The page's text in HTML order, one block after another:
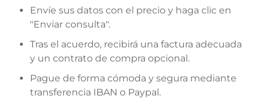
Envíe sus datos con el precio y haga clic en
"Enviar consulta".
Tras el acuerdo, recibirá una factura adecuada
y un contrato de compra opcional.
Pague de forma cómoda y segura mediante
transferencia IBAN o Paypal.